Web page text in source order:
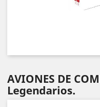
AVIONES DE
Legendarios.